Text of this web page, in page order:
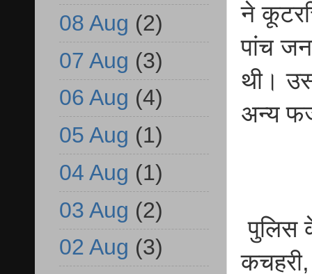
ने
पांच
थी।
अन्य
पुलिस
कचहरी,
08 Aug (2)
07 Aug (3)
06 Aug (4)
05 Aug (1)
04 Aug (1)
03 Aug (2)
02 Aug (3)